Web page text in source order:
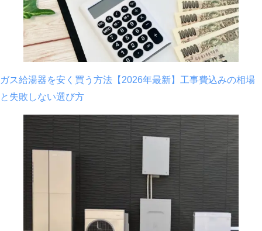
ガス給湯器を安く買う方法【2026年最新】工事費込みの相場
と失敗しない選び方